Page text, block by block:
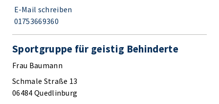
E-Mail schreiben
01753669360
Sportgruppe für geistig Behinderte
Frau Baumann
Schmale Straße 13
06484 Quedlinburg